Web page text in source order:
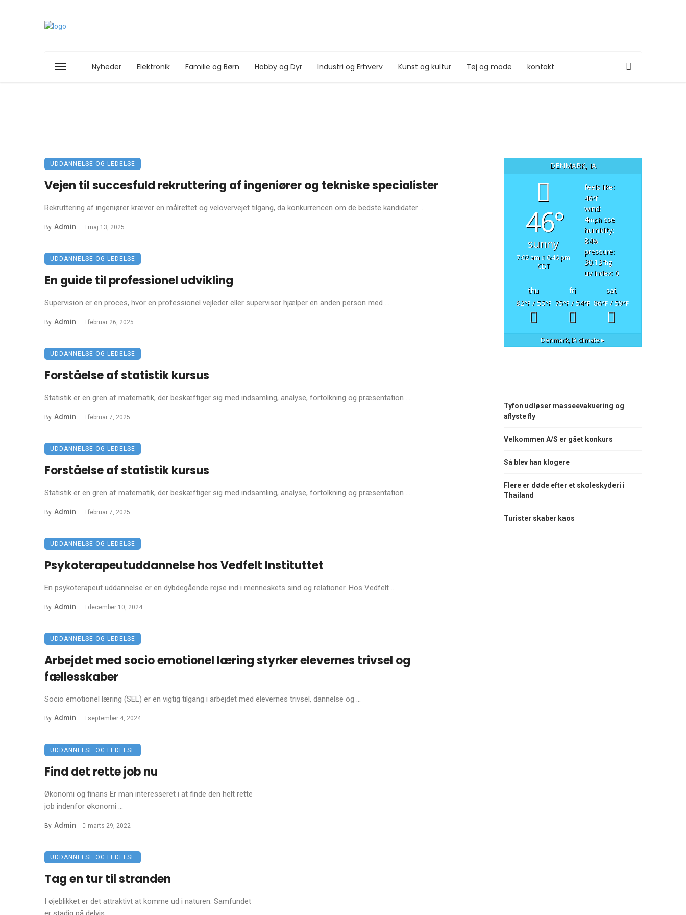
Nyheder Elektronik Familie og Børn Hobby og Dyr Industri og Erhverv Kunst og kultur Tøj og mode kontakt
UDDANNELSE OG LEDELSE
Vejen til succesfuld rekruttering af ingeniører og tekniske specialister
Rekruttering af ingeniører kræver en målrettet og velovervejet tilgang, da konkurrencen om de bedste kandidater ...
By Admin maj 13, 2025
UDDANNELSE OG LEDELSE
En guide til professionel udvikling
Supervision er en proces, hvor en professionel vejleder eller supervisor hjælper en anden person med ...
By Admin februar 26, 2025
UDDANNELSE OG LEDELSE
Forståelse af statistik kursus
Statistik er en gren af matematik, der beskæftiger sig med indsamling, analyse, fortolkning og præsentation ...
By Admin februar 7, 2025
UDDANNELSE OG LEDELSE
Forståelse af statistik kursus
Statistik er en gren af matematik, der beskæftiger sig med indsamling, analyse, fortolkning og præsentation ...
By Admin februar 7, 2025
UDDANNELSE OG LEDELSE
Psykoterapeutuddannelse hos Vedfelt Instituttet
En psykoterapeut uddannelse er en dybdegående rejse ind i menneskets sind og relationer. Hos Vedfelt ...
By Admin december 10, 2024
UDDANNELSE OG LEDELSE
Arbejdet med socio emotionel læring styrker elevernes trivsel og
fællesskaber
Socio emotionel læring (SEL) er en vigtig tilgang i arbejdet med elevernes trivsel, dannelse og ...
By Admin september 4, 2024
UDDANNELSE OG LEDELSE
Find det rette job nu
Økonomi og finans Er man interesseret i at finde den helt rette
job indenfor økonomi ...
By Admin marts 29, 2022
UDDANNELSE OG LEDELSE
Tag en tur til stranden
I øjeblikket er det attraktivt at komme ud i naturen. Samfundet
DENMARK, IA
46°
sunny
7:02 am
6:46 pm
CDT
feels like:
46°f
wind:
4mphsse
humidity:
84%
pressure:
30.13"hg
uv index: 0
thu
fri
sat
82°F/ 55°F 75°F/ 54°F 86°F/ 59°F
Denmark, IAclimate ▸
Tyfon udløser masseevakuering og
aflyste fly
Velkommen A/S er gået konkurs
Så blev han klogere
Flere er døde efter et skoleskyderi i
Thailand
Turister skaber kaos